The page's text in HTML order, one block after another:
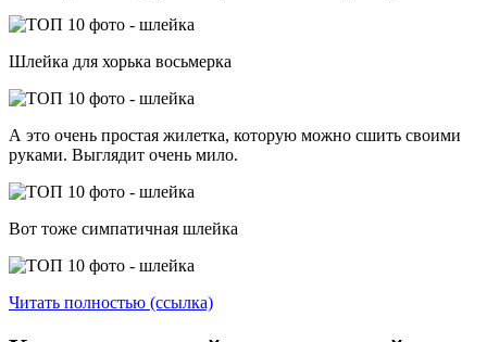
Шлейка для хорька восьмерка
А это очень простая жилетка, которую можно сшить своими
руками. Выглядит очень мило.
Вот тоже симпатичная шлейка
Читать полностью (ссылка)